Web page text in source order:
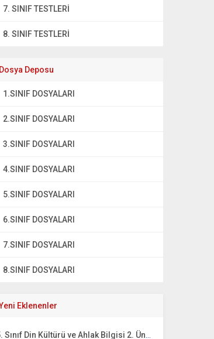
7. SINIF TESTLERI
8. SINIF TESTLERI
Dosya Deposu
1.SINIF DOSYALARI
2.SINIF DOSYALARI
3.SINIF DOSYALARI
4.SINIF DOSYALARI
5.SINIF DOSYALARI
6.SINIF DOSYALARI
7.SINIF DOSYALARI
8.SINIF DOSYALARI
Eklenenler
Sınıf Din Kültürü ve Ahlak Bilgisi 2. Ünite: Namaz İbadeti Çalışmaları